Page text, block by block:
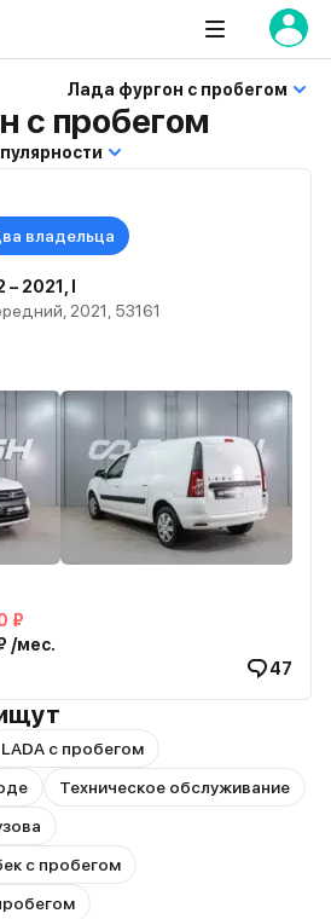
Лада фургон с пробегом
с пробегом
владельца
2021, I
2021, 53161
₽
/мес.
47
LADA с пробегом
Техническое обслуживание
с пробегом